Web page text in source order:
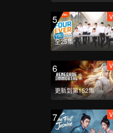
5
全25集
6
更新到第152集
7